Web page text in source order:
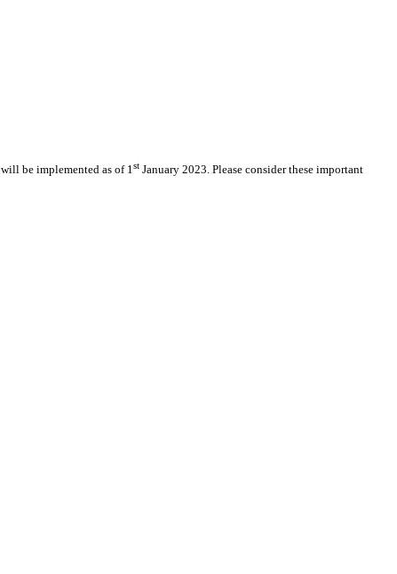
be implemented as of 1st January 2023. Please consider these important